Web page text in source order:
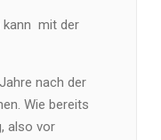
kann mit der
nach der
Wie bereits
also vor